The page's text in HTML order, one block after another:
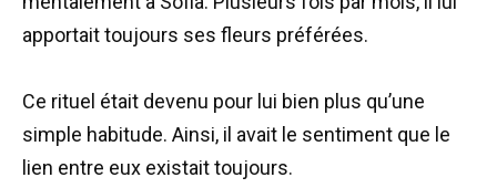
apportait toujours ses fleurs préférées.
Ce rituel était devenu pour lui bien plus qu’une
simple habitude. Ainsi, il avait le sentiment que le
lien entre eux existait toujours.